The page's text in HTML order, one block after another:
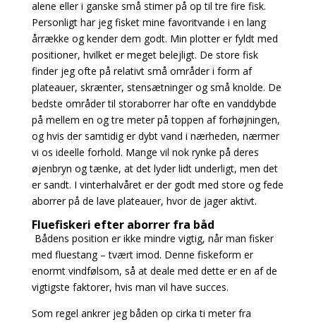
alene eller i ganske små stimer på op til tre fire fisk.
Personligt har jeg fisket mine favoritvande i en lang
årrække og kender dem godt. Min plotter er fyldt med
positioner, hvilket ermeget belejligt. De store fisk
finder jeg ofte på relativt små områder i form af
plateauer, skrænter, stensætninger og små knolde. De
bedste områder til storaborrer har ofte en vanddybde
på mellem en og tre meter på toppen af forhøjningen,
og hvis der samtidig er dybt vand i nærheden, nærmer
vi os ideelle forhold. Mange vil nok rynke på deres
øjenbryn og tænke, at det lyder lidt underligt, men det
er sandt. I vinterhalvåret er der godt med store og fede
aborrer på de lave plateauer, hvor de jager aktivt.
Fluefiskeri efter aborrer fra båd
Bådens position er ikke mindre vigtig, når man fisker
med fluestang – tvært imod. Denne fiskeform er
enormt vindfølsom, så at deale med dette er en af de
vigtigste faktorer, hvis man vil have succes.
Som regel ankrer jeg båden op cirka ti meter fra